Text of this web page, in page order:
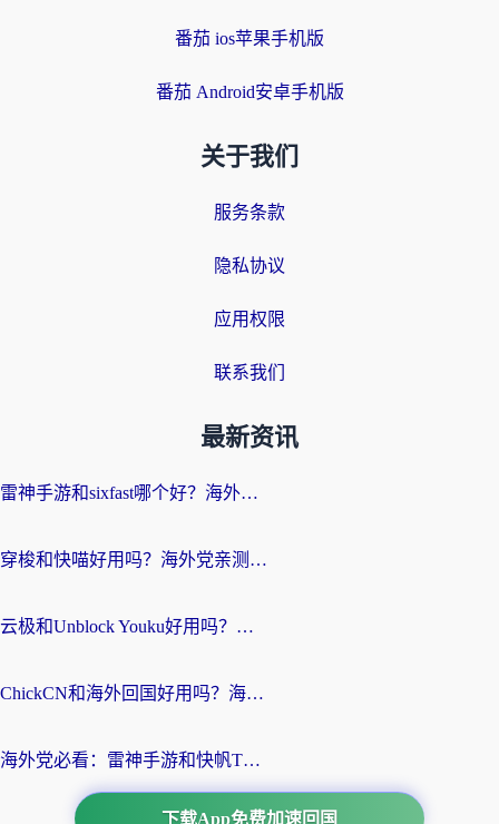
番茄 ios苹果手机版
番茄 Android安卓手机版
关于我们
服务条款
隐私协议
应用权限
联系我们
最新资讯
雷神手游和sixfast哪个好？海外党亲测3款回国加速器，教你选对不踩坑
穿梭和快喵好用吗？海外党亲测：小众加速器对比+番茄加速器深度体验
云极和Unblock Youku好用吗？海外党亲测+2026回国加速器避坑指南
ChickCN和海外回国好用吗？海外党2026亲测：从手游到影音，选对加速器的3个关键
海外党必看：雷神手游和快帆TV版好用吗？3步选对回国加速器不踩坑
下载App免费加速回国